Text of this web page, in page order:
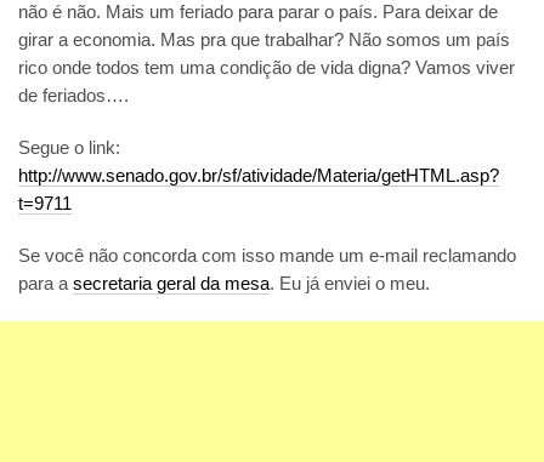
não é não. Mais um feriado para parar o país. Para deixar de
girar a economia. Mas pra que trabalhar? Não somos um país
rico onde todos tem uma condição de vida digna? Vamos viver
de feriados….
Segue o link:
http://www.senado.gov.br/sf/atividade/Materia/getHTML.asp?
t=9711
Se você não concorda com isso mande um e-mail reclamando
para a secretaria geral da mesa. Eu já enviei o meu.